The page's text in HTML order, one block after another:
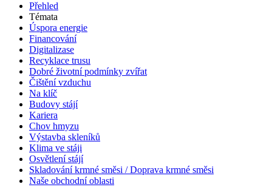
Přehled
Témata
Úspora energie
Financování
Digitalizase
Recyklace trusu
Dobré životní podmínky zvířat
Čištění vzduchu
Na klíč
Budovy stájí
Kariera
Chov hmyzu
Výstavba skleníků
Klima ve stáji
Osvětlení stájí
Skladování krmné směsi / Doprava krmné směsi
Naše obchodní oblasti